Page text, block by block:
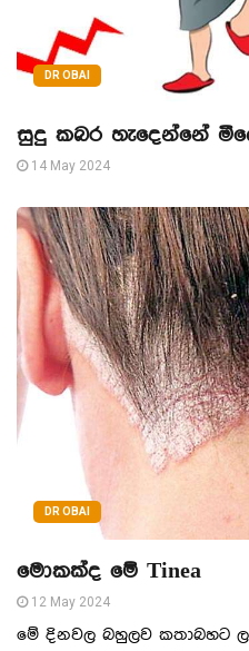
DR OBAI
සුදු කබර හැදෙන්නේ
14 May 2024
DR OBAI
මොකක්ද මේ Tinea
12 May 2024
මේ දිනවල බහුලව කතාබහට